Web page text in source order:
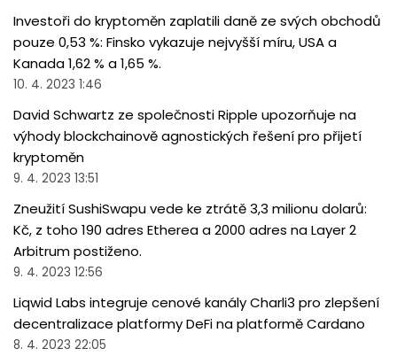
Investoři do kryptoměn zaplatili daně ze svých obchodů
pouze 0,53 %: Finsko vykazuje nejvyšší míru, USA a
Kanada 1,62 % a 1,65 %.
10. 4. 2023 1:46
David Schwartz ze společnosti Ripple upozorňuje na
výhody blockchainově agnostických řešení pro přijetí
kryptoměn
9. 4. 2023 13:51
Zneužití SushiSwapu vede ke ztrátě 3,3 milionu dolarů:
Kč, z toho 190 adres Etherea a 2000 adres na Layer 2
Arbitrum postiženo.
9. 4. 2023 12:56
Liqwid Labs integruje cenové kanály Charli3 pro zlepšení
decentralizace platformy DeFi na platformě Cardano
8. 4. 2023 22:05